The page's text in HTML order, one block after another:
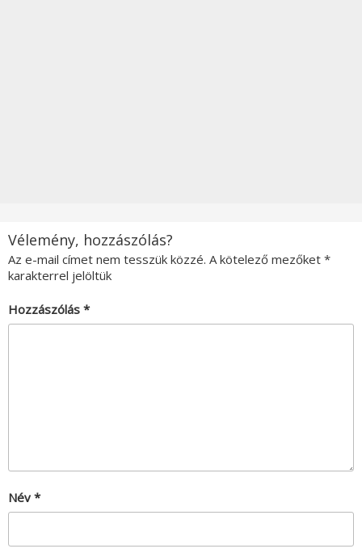
Vélemény, hozzászólás?
Az e-mail címet nem tesszük közzé. A kötelező mezőket *
karakterrel jelöltük
Hozzászólás *
Név *